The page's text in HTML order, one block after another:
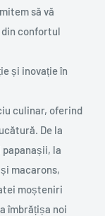
să vă
confortul
și inovație în
culinar, oferind
De la
la
macarons,
moșteniri
îmbrățișa noi